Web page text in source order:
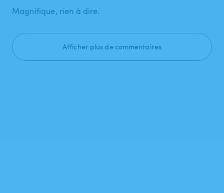
Magnifique, rien à dire.
Afficher plus de commentaires